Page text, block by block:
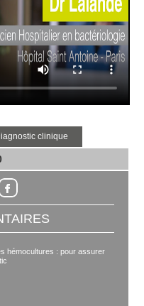
Diagnostic clinique
hémocultures : pour assurer